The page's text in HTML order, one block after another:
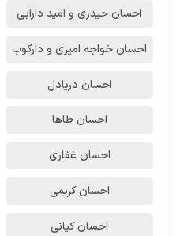
احسان حیدری و امید دارابی
احسان خواجه امیری و دارکوب
احسان دریادل
احسان طاها
احسان غفاری
احسان کریمی
احسان کیانی